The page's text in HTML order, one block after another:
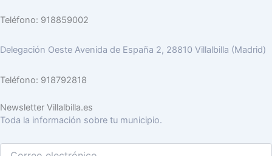
Teléfono: 918859002
Delegación Oeste Avenida de España 2, 28810 Villalbilla (Madrid)
Teléfono: 918792818
Newsletter Villalbilla.es
Toda la información sobre tu municipio.